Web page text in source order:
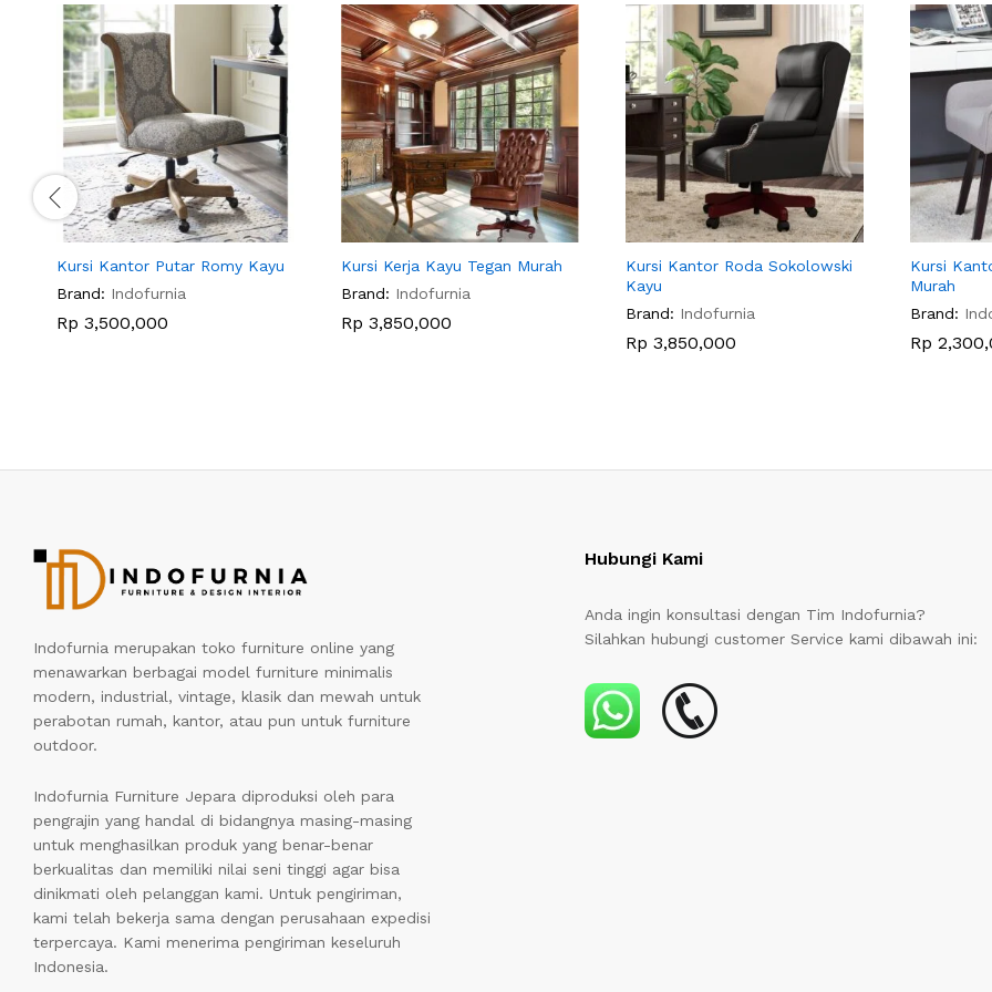
Kursi Kantor Putar Romy Kayu
Brand: Indofurnia
Rp 3,500,000
Kursi Kerja Kayu Tegan Murah
Brand: Indofurnia
Rp 3,850,000
Kursi Kantor Roda Sokolowski
Kayu
Brand: Indofurnia
Rp 3,850,000
Kursi
Murah
Brand:
Rp
Indofurnia merupakan toko furniture online yang
menawarkan berbagai model furniture minimalis
modern, industrial, vintage, klasik dan mewah untuk
perabotan rumah, kantor, atau pun untuk furniture
outdoor.
Indofurnia Furniture Jepara diproduksi oleh para
pengrajin yang handal di bidangnya masing-masing
untuk menghasilkan produk yang benar-benar
berkualitas dan memiliki nilai seni tinggi agar bisa
dinikmati oleh pelanggan kami. Untuk pengiriman,
kami telah bekerja sama dengan perusahaan expedisi
terpercaya. Kami menerima pengiriman keseluruh
Indonesia.
Hubungi Kami
Anda ingin konsultasi dengan Tim Indofurnia?
Silahkan hubungi customer Service kami dibawah ini: